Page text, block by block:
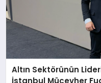
Altın Sektörünün